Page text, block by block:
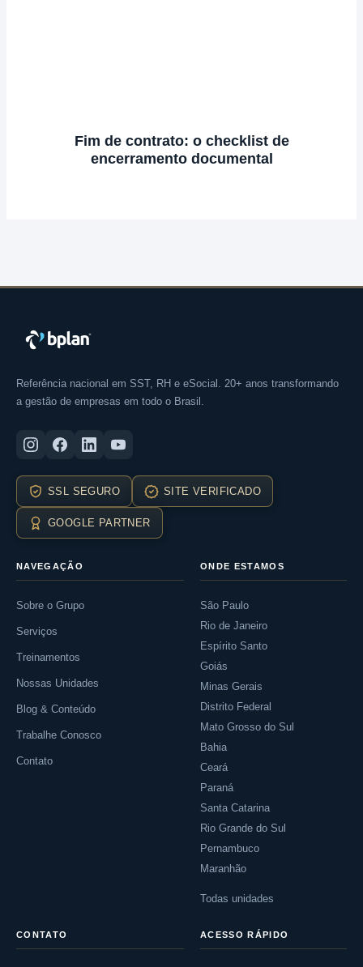
Fim de contrato: o checklist de
encerramento documental
Referência nacional em SST, RH e eSocial. 20+ anos transformando
a gestão de empresas em todo o Brasil.
SSL SEGURO SITE VERIFICADO
GOOGLE PARTNER
NAVEGAÇÃO
Sobre o Grupo
Serviços
Treinamentos
Nossas Unidades
Blog & Conteúdo
Trabalhe Conosco
Contato
ONDE ESTAMOS
São Paulo
Rio de Janeiro
Espírito Santo
Goiás
Minas Gerais
Distrito Federal
Mato Grosso do Sul
Bahia
Ceará
Paraná
Santa Catarina
Rio Grande do Sul
Pernambuco
Maranhão
Todas unidades
CONTATO ACESSO RÁPIDO